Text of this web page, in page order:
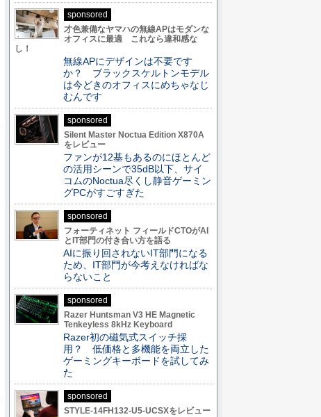
sponsored
才色兼備なヤマハの無線APはモダンな
オフィスに最適 これなら違和感な
し！
無線APにデザインは不要です
か？ ブラックスケルトンモデル
は今どきのオフィスにめちゃなじ
むんです
sponsored
Silent Master Noctua Edition X870A
をレビュー
ファンが12基もあるのにほとんど
の活用シーンで35dB以下、サイ
コムのNoctua尽くし静音ゲーミン
グPCがすごすぎた
sponsored
フォーティネット フィールドCTOがAI
とIT部門の付き合い方を語る
AIに振り回されないIT部門になる
ため、IT部門が今考えなければな
らないこと
sponsored
Razer Huntsman V3 HE Magnetic
Tenkeyless 8kHz Keyboard
Razer初の磁気式スイッチ採
用？ 低価格と多機能を両立した
ゲーミングキーボードを試してみ
た
sponsored
STYLE-14FH132-U5-UCSXをレビュー